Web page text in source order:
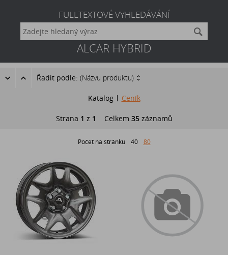
FULLTEXTOVÉ VYHLEDÁVÁNÍ
ALCAR HYBRID
Řadit podle: (Názvu produktu)
Katalog Ceník
Strana 1 z 1 Celkem 35záznamů
Počet na stránku 40 80